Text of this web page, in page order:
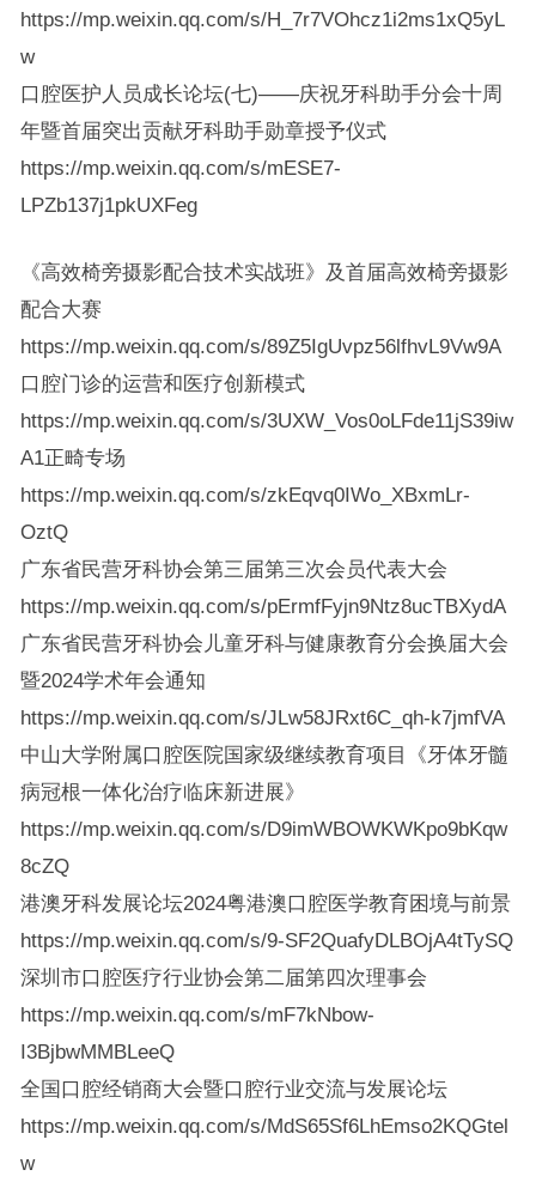
https://mp.weixin.qq.com/s/H_7r7VOhcz1i2ms1xQ5yL
w
口腔医护人员成长论坛(七)——庆祝牙科助手分会十周
年暨首届突出贡献牙科助手勋章授予仪式
https://mp.weixin.qq.com/s/mESE7-
LPZb137j1pkUXFeg
《高效椅旁摄影配合技术实战班》及首届高效椅旁摄影
配合大赛
https://mp.weixin.qq.com/s/89Z5IgUvpz56lfhvL9Vw9A
口腔门诊的运营和医疗创新模式
https://mp.weixin.qq.com/s/3UXW_Vos0oLFde11jS39iw
A1正畸专场
https://mp.weixin.qq.com/s/zkEqvq0IWo_XBxmLr-
OztQ
广东省民营牙科协会第三届第三次会员代表大会
https://mp.weixin.qq.com/s/pErmfFyjn9Ntz8ucTBXydA
广东省民营牙科协会儿童牙科与健康教育分会换届大会
暨2024学术年会通知
https://mp.weixin.qq.com/s/JLw58JRxt6C_qh-k7jmfVA
中山大学附属口腔医院国家级继续教育项目《牙体牙髓
病冠根一体化治疗临床新进展》
https://mp.weixin.qq.com/s/D9imWBOWKWKpo9bKqw
8cZQ
港澳牙科发展论坛2024粤港澳口腔医学教育困境与前景
https://mp.weixin.qq.com/s/9-SF2QuafyDLBOjA4tTySQ
深圳市口腔医疗行业协会第二届第四次理事会
https://mp.weixin.qq.com/s/mF7kNbow-
I3BjbwMMBLeeQ
全国口腔经销商大会暨口腔行业交流与发展论坛
https://mp.weixin.qq.com/s/MdS65Sf6LhEmso2KQGtel
w